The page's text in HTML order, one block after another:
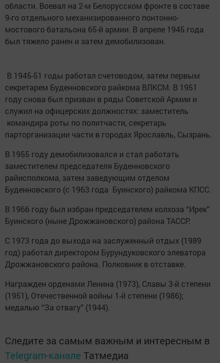
области. Воевал на 2-м Белорусском фронте в составе
9-го отдельного механизированного понтонно-
мостового батальона 65-й армии. В апреле 1945 года
был тяжело ранен и затем демобилизован.
В 1945-51 годы работал счетоводом, затем первым
секретарем Буденновского райкома ВЛКСМ. В 1951
году снова был призван в ряды Советской Армии и
служил на офицерских должностях: заместитель
командира роты по политчасти, секретарь
парторганизации части в городах Ярославль, Сызрань.
В 1955 году демобилизовался и стал работать
заместителем председателя Буденновского
райисполкома, затем заведующим отделом
Буденновского (с 1963 года Буинского) райкома КПСС.
В 1966 году был избран председателем колхоза “Ирек”
Буинского (ныне Дрожжановского) района ТАССР.
С 1973 года до выхода на заслуженный отдых (1989
год) работал директором Бурундуковского элеватора
Дрожжановского района. Полковник в отставке.
Награжден орденами Ленина (1973), Славы 3-й степени
(1951), Отечественной войны 1-й степени (1986);
медалью “За отвагу” (1944).
Следите за самым важным и интересным в
Telegram-канале Татмедиа